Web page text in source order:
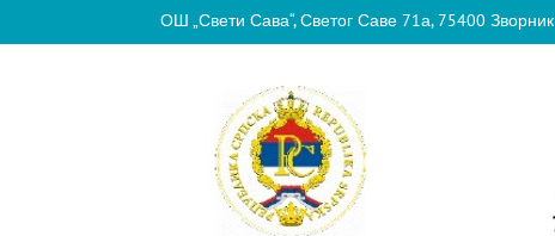
ОШ „Свети Сава“, Светог Саве 71а, 75400 Зворник